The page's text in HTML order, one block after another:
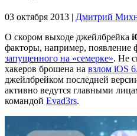
03 октября 2013 | Дмитрий
О скором выходе джейлбрейка
факторы, например, появление
запущенного на «семерке». Не
хакеров брошена на взлом iOS
джейлбрейком последней
активно ведутся главными
командой Evad3rs.